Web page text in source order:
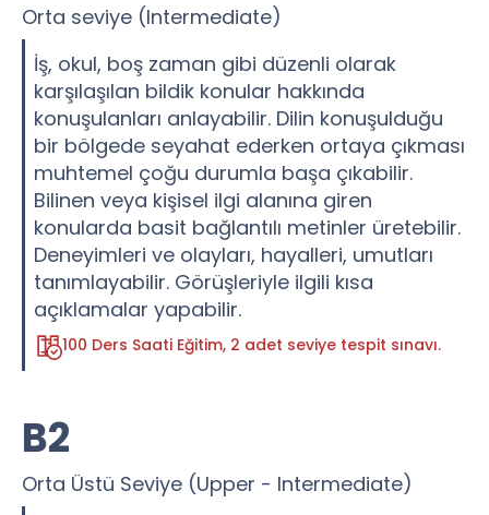
Orta seviye (Intermediate)
İş, okul, boş zaman gibi düzenli olarak
karşılaşılan bildik konular hakkında
konuşulanları anlayabilir. Dilin konuşulduğu
bir bölgede seyahat ederken ortaya çıkması
muhtemel çoğu durumla başa çıkabilir.
Bilinen veya kişisel ilgi alanına giren
konularda basit bağlantılı metinler üretebilir.
Deneyimleri ve olayları, hayalleri, umutları
tanımlayabilir. Görüşleriyle ilgili kısa
açıklamalar yapabilir.
100 Ders Saati Eğitim, 2 adet seviye tespit sınavı.
B2
Orta Üstü Seviye (Upper - Intermediate)